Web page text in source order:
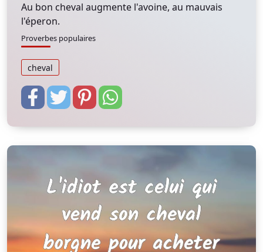
Au bon cheval augmente l'avoine, au mauvais
l'éperon.
Proverbes populaires
cheval